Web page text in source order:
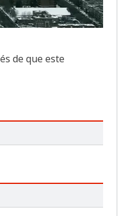
de que este